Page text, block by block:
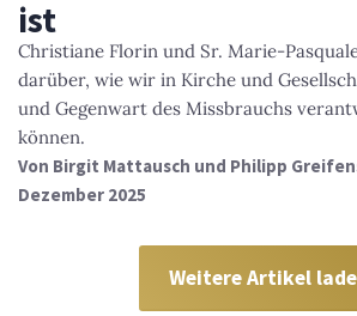
ist
Christiane Florin und Sr. Marie-
darüber, wie wir in Kirche und
und Gegenwart des Missbrauchs
können.
Von Birgit Mattausch und Philipp
Dezember 2025
Weitere Artikel